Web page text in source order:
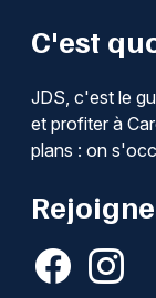
C'est
JDS, c'est le
et profiter à
plans : on